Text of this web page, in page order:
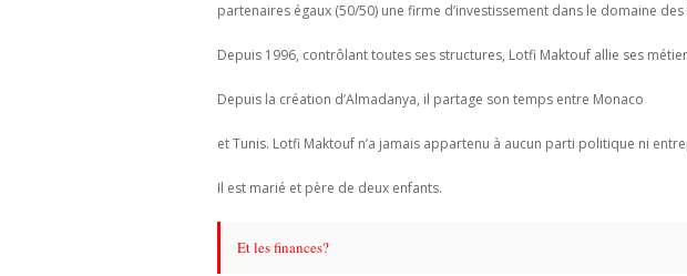
partenaires égaux (50/50) une firme d’investissement dans le domaine
Depuis 1996, contrôlant toutes ses structures, Lotfi Maktouf allie ses
Depuis la création d’Almadanya, il partage son temps entre Monaco
et Tunis. Lotfi Maktouf n’a jamais appartenu à aucun parti politique ni
Il est marié et père de deux enfants.
Et les finances?